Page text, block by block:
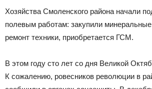
Хозяйства Смоленского района начали
полевым работам: закупили
ремонт техники, приобретается ГСМ.
В этом году сто лет со дня Великой
К сожалению, ровесников революции в